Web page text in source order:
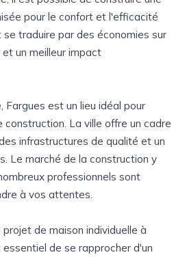
pour le confort et l'efficacité
se traduire par des économies sur
un meilleur impact
Fargues est un lieu idéal pour
La ville offre un cadre
infrastructures de qualité et un
Le marché de la construction y
professionnels sont
à vos attentes.
de maison individuelle à
de se rapprocher d'un